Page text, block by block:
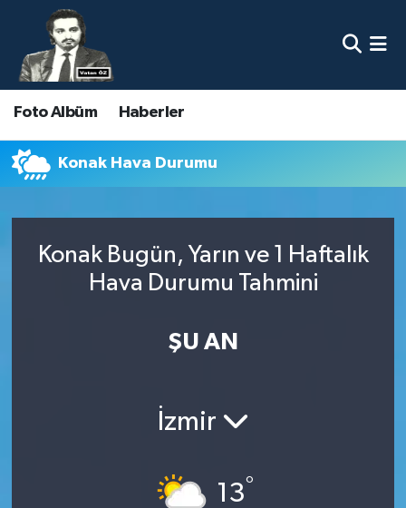
Foto Albüm Haberler
Konak Hava Durumu
Konak Bugün, Yarın ve 1 Haftalık
Hava Durumu Tahmini
ŞU AN
İzmir
13°
Nöbetçi Eczaneler
Hava Durumu
Namaz Vakitleri
Süper Lig Puan Durumu ve Fikstür
Son Dakika Haberleri